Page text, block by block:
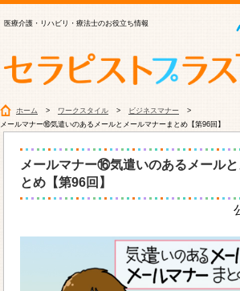
医療介護・リハビリ・療法士のお役立ち情報
ホーム ワークスタイル
ビジネスマナー
メールマナー⑯気遣いのあるメールとメールマナーまとめ【第96回】
メールマナー⑯気遣いのあるメール
とめ【第96回】